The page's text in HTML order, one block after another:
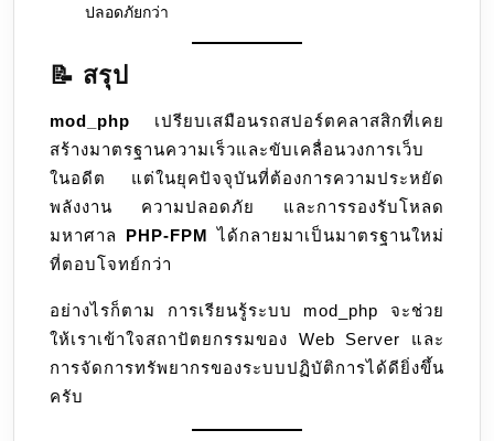
ปลอดภัยกว่า
📝 สรุป
mod_php เปรียบเสมือนรถสปอร์ตคลาสสิกที่เคย
สร้างมาตรฐานความเร็วและขับเคลื่อนวงการเว็บ
ในอดีต แต่ในยุคปัจจุบันที่ต้องการความประหยัด
พลังงาน ความปลอดภัย และการรองรับโหลด
มหาศาล PHP-FPM ได้กลายมาเป็นมาตรฐานใหม่
ที่ตอบโจทย์กว่า
อย่างไรก็ตาม การเรียนรู้ระบบ mod_php จะช่วย
ให้เราเข้าใจสถาปัตยกรรมของ Web Server และ
การจัดการทรัพยากรของระบบปฏิบัติการได้ดียิ่งขึ้น
ครับ